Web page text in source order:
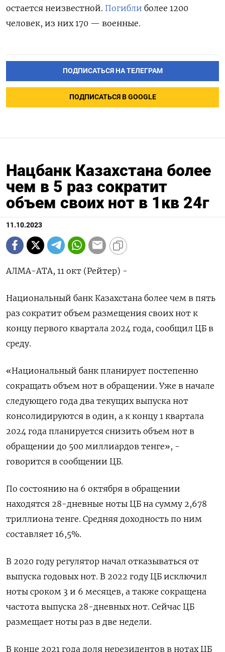
остается неизвестной. Погибли более 1200
человек, из них 170 — военные.
ПОДПИСАТЬСЯ НА ТЕЛЕГРАМ
ПОДПИСАТЬСЯ В GOOGLE
Нацбанк Казахстана более
чем в 5 раз сократит
объем своих нот в 1кв 24г
11.10.2023
АЛМА-АТА, 11 окт (Рейтер) -
Национальный банк Казахстана более чем в пять
раз сократит объем размещения своих нот к
концу первого квартала 2024 года, сообщил ЦБ в
среду.
«Национальный банк планирует постепенно
сокращать объем нот в обращении. Уже в начале
следующего года два текущих выпуска нот
консолидируются в один, а к концу 1 квартала
2024 года планируется снизить объем нот в
обращении до 500 миллиардов тенге», -
говорится в сообщении ЦБ.
По состоянию на 6 октября в обращении
находятся 28-дневные ноты ЦБ на сумму 2,678
триллиона тенге. Средняя доходность по ним
составляет 16,5%.
В 2020 году регулятор начал отказываться от
выпуска годовых нот. В 2022 году ЦБ исключил
ноты сроком 3 и 6 месяцев, а также сокращена
частота выпуска 28-дневных нот. Сейчас ЦБ
размещает ноты раз в две недели.
В конце 2021 года доля нерезидентов в нотах ЦБ